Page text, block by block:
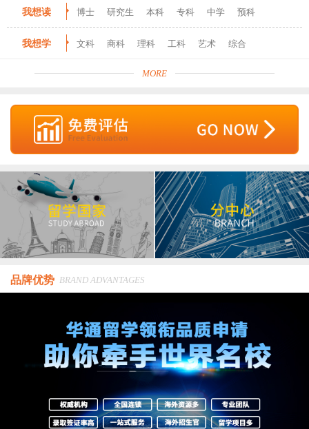
我想读 博士 研究生 本科 专科 中学 预科
我想学 文科 商科 理科 工科 艺术 综合
MORE
品牌优势 BRAND ADVANTAGES